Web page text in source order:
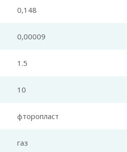
0,148
0,00009
1.5
10
фторопласт
газ